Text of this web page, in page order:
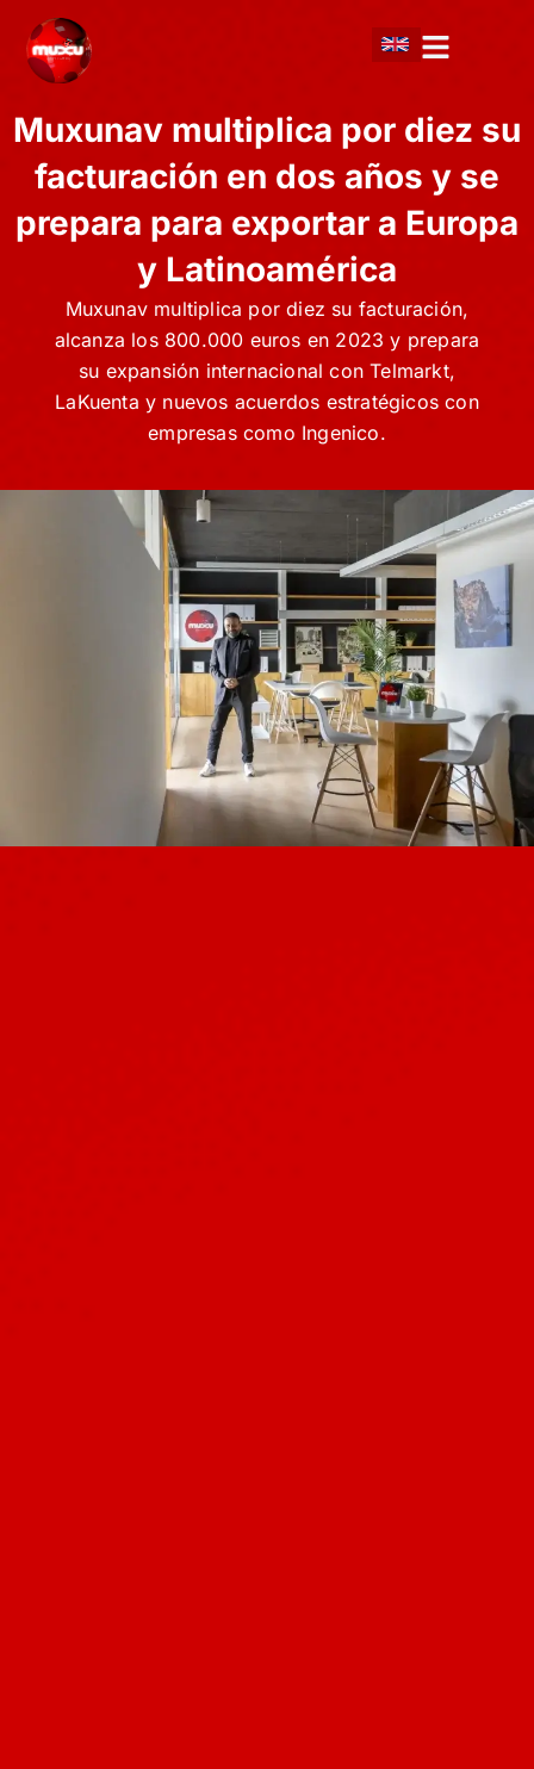
contenido
Muxunav multiplica por diez su
facturación en dos años y se
prepara para exportar a Europa
y Latinoamérica
Muxunav multiplica por diez su facturación,
alcanza los 800.000 euros en 2023 y prepara
su expansión internacional con Telmarkt,
LaKuenta y nuevos acuerdos estratégicos con
empresas como Ingenico.